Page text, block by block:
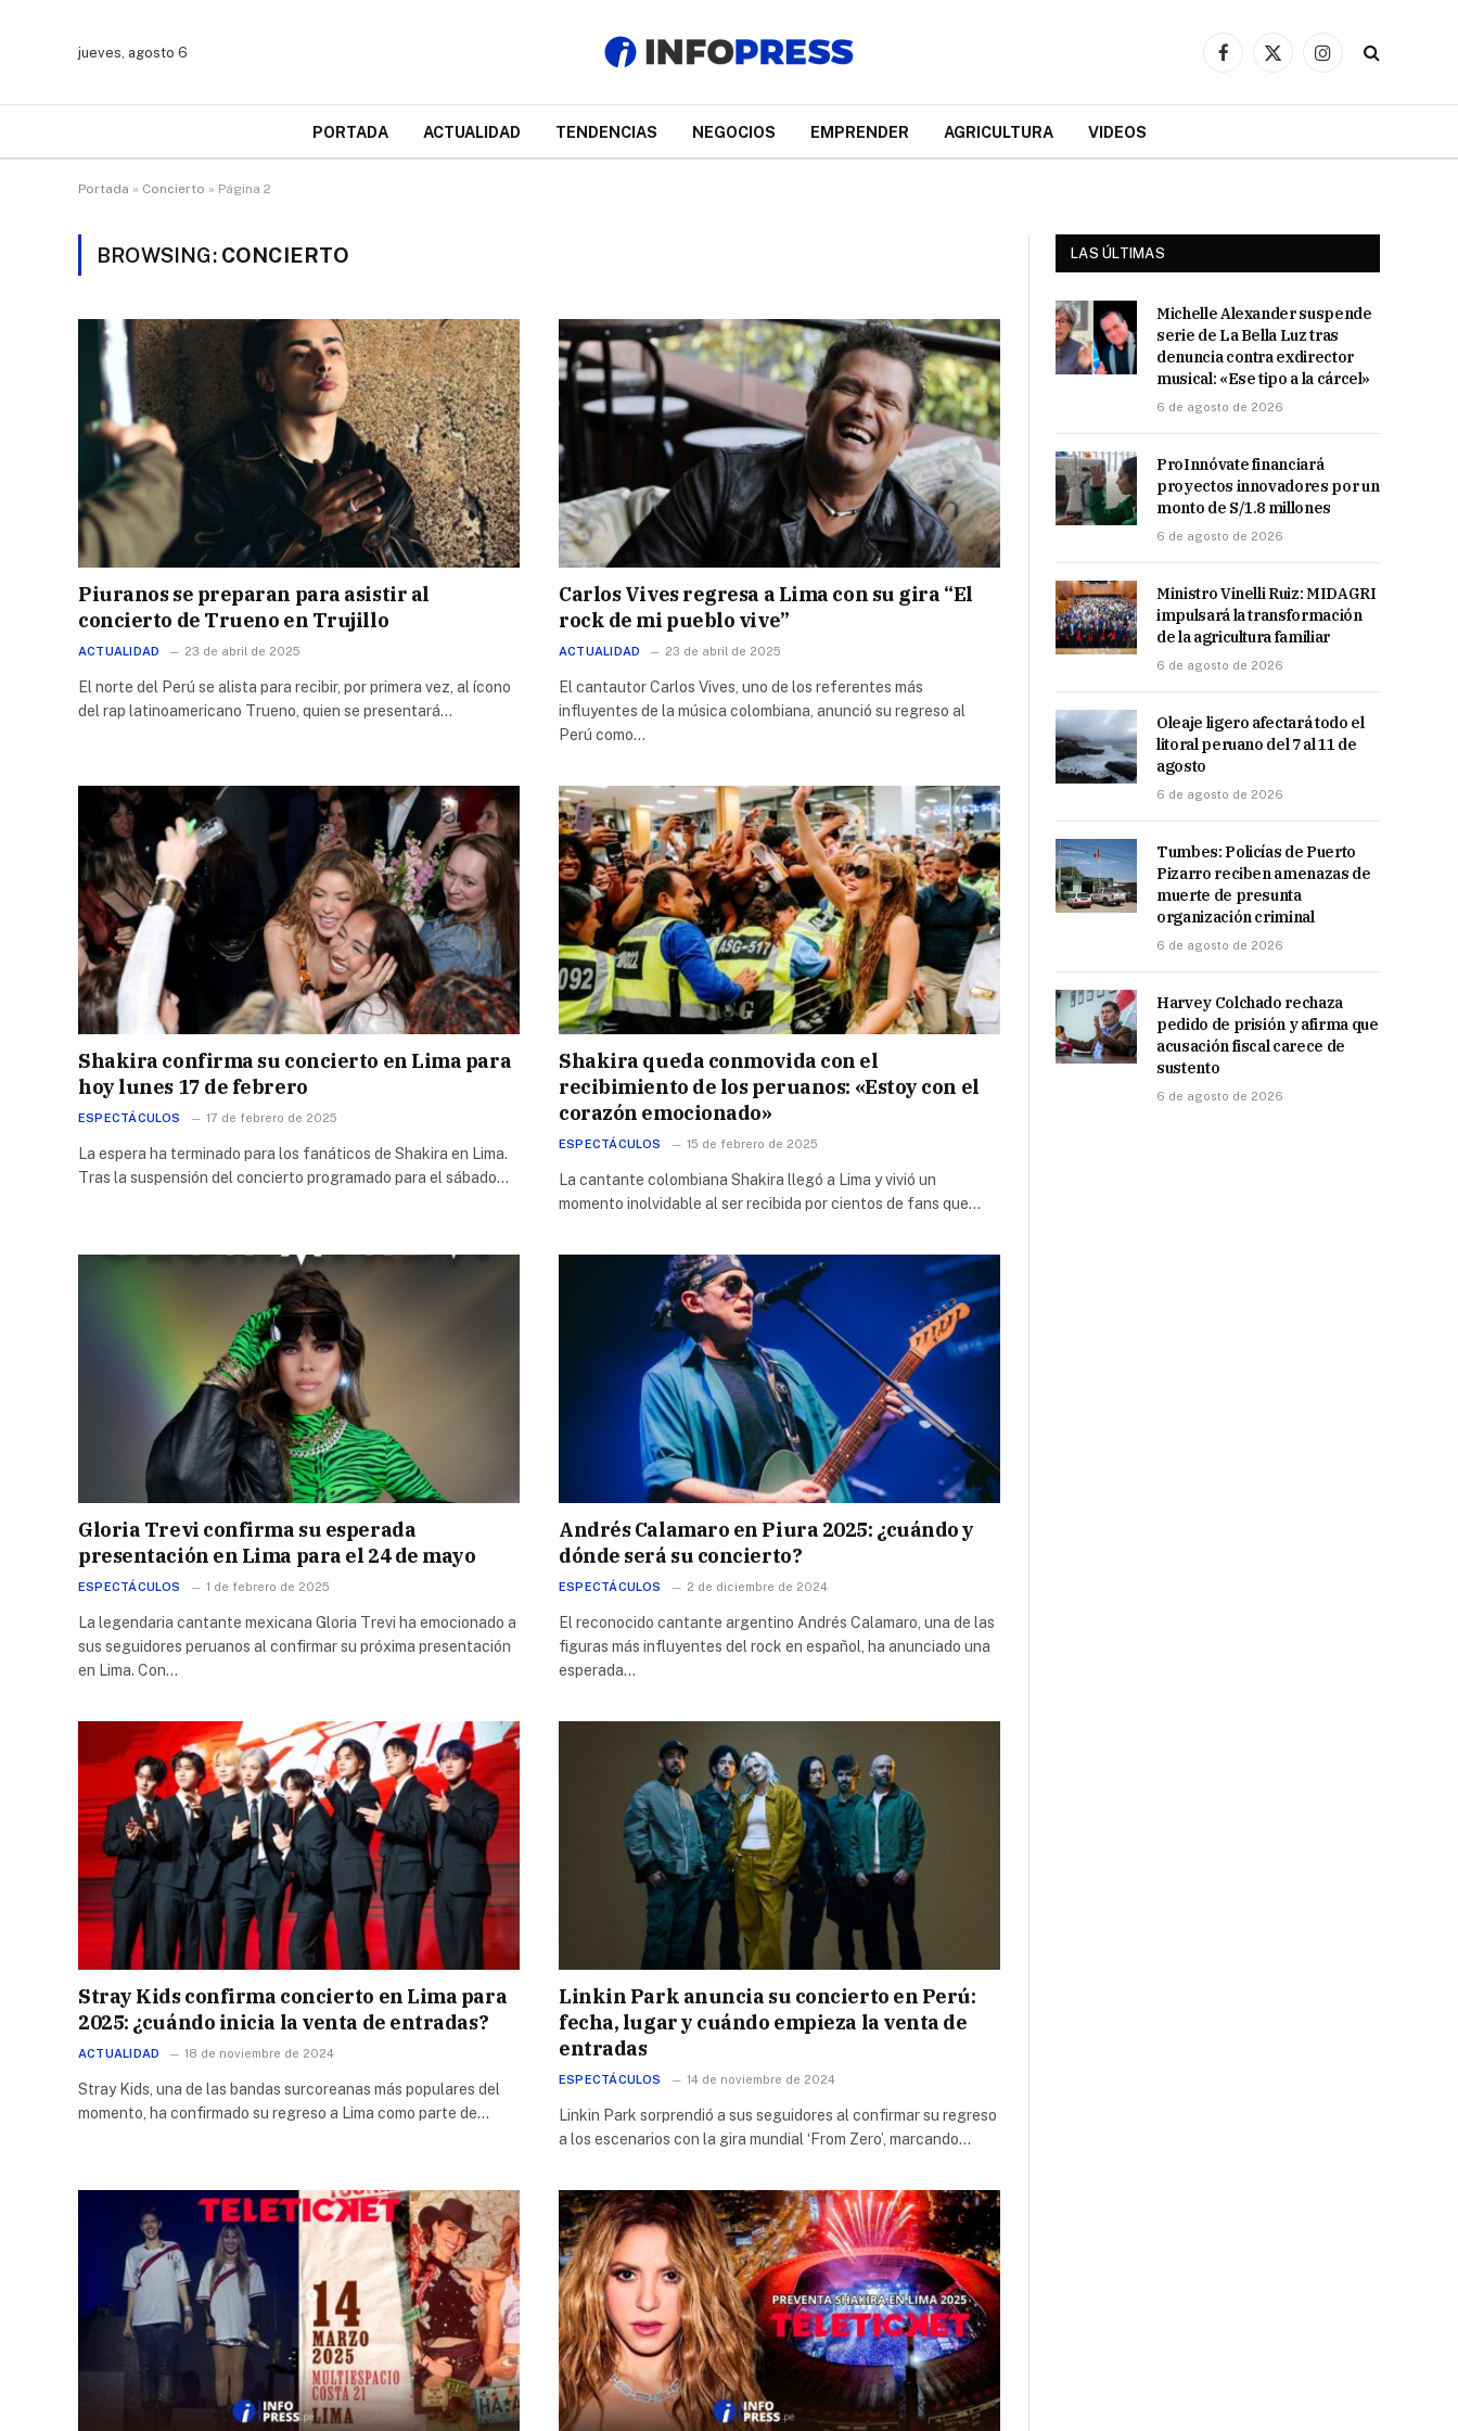
jueves, agosto 6
Facebook
X
Instagram
PORTADA ACTUALIDAD TENDENCIAS NEGOCIOS EMPRENDER AGRICULTURA VIDEOS
Portada » Concierto » Página 2
BROWSING: CONCIERTO
Piuranos se preparan para asistir al
concierto de Trueno en Trujillo
ACTUALIDAD 23 de abril de 2025
El norte del Perú se alista para recibir, por primera vez, al ícono
del rap latinoamericano Trueno, quien se presentará…
Carlos Vives regresa a Lima con su gira “El
rock de mi pueblo vive”
ACTUALIDAD 23 de abril de 2025
El cantautor Carlos Vives, uno de los referentes más
influyentes de la música colombiana, anunció su regreso al
Perú como…
Shakira confirma su concierto en Lima para
hoy lunes 17 de febrero
ESPECTÁCULOS 17 de febrero de 2025
La espera ha terminado para los fanáticos de Shakira en Lima.
Tras la suspensión del concierto programado para el sábado…
Shakira queda conmovida con el
recibimiento de los peruanos: «Estoy con el
corazón emocionado»
ESPECTÁCULOS 15 de febrero de 2025
La cantante colombiana Shakira llegó a Lima y vivió un
momento inolvidable al ser recibida por cientos de fans que…
Gloria Trevi confirma su esperada
presentación en Lima para el 24 de mayo
ESPECTÁCULOS 1 de febrero de 2025
La legendaria cantante mexicana Gloria Trevi ha emocionado a
sus seguidores peruanos al confirmar su próxima presentación
en Lima. Con…
Andrés Calamaro en Piura 2025: ¿cuándo y
dónde será su concierto?
ESPECTÁCULOS 2 de diciembre de 2024
El reconocido cantante argentino Andrés Calamaro, una de las
figuras más influyentes del rock en español, ha anunciado una
esperada…
Stray Kids confirma concierto en Lima para
2025: ¿cuándo inicia la venta de entradas?
ACTUALIDAD 18 de noviembre de 2024
Stray Kids, una de las bandas surcoreanas más populares del
momento, ha confirmado su regreso a Lima como parte de…
Linkin Park anuncia su concierto en Perú:
fecha, lugar y cuándo empieza la venta de
entradas
ESPECTÁCULOS 14 de noviembre de 2024
Linkin Park sorprendió a sus seguidores al confirmar su regreso
a los escenarios con la gira mundial ‘From Zero’, marcando…
LAS ÚLTIMAS
Michelle Alexander suspende
serie de La Bella Luz tras
denuncia contra exdirector
musical: «Ese tipo a la cárcel»
6 de agosto de 2026
ProInnóvate financiará
proyectos innovadores por un
monto de S/1.8 millones
6 de agosto de 2026
Ministro Vinelli Ruiz: MIDAGRI
impulsará la transformación
de la agricultura familiar
6 de agosto de 2026
Oleaje ligero afectará todo el
litoral peruano del 7 al 11 de
agosto
6 de agosto de 2026
Tumbes: Policías de Puerto
Pizarro reciben amenazas de
muerte de presunta
organización criminal
6 de agosto de 2026
Harvey Colchado rechaza
pedido de prisión y afirma que
acusación fiscal carece de
sustento
6 de agosto de 2026